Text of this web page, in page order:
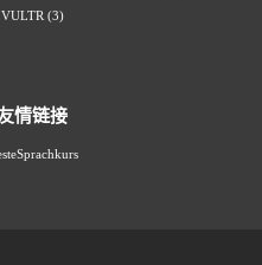
VULTR (3)
情链接